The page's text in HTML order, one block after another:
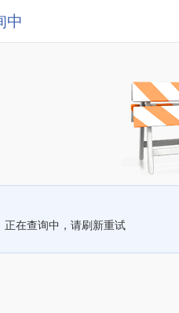
中
正在查询中，请刷新重试